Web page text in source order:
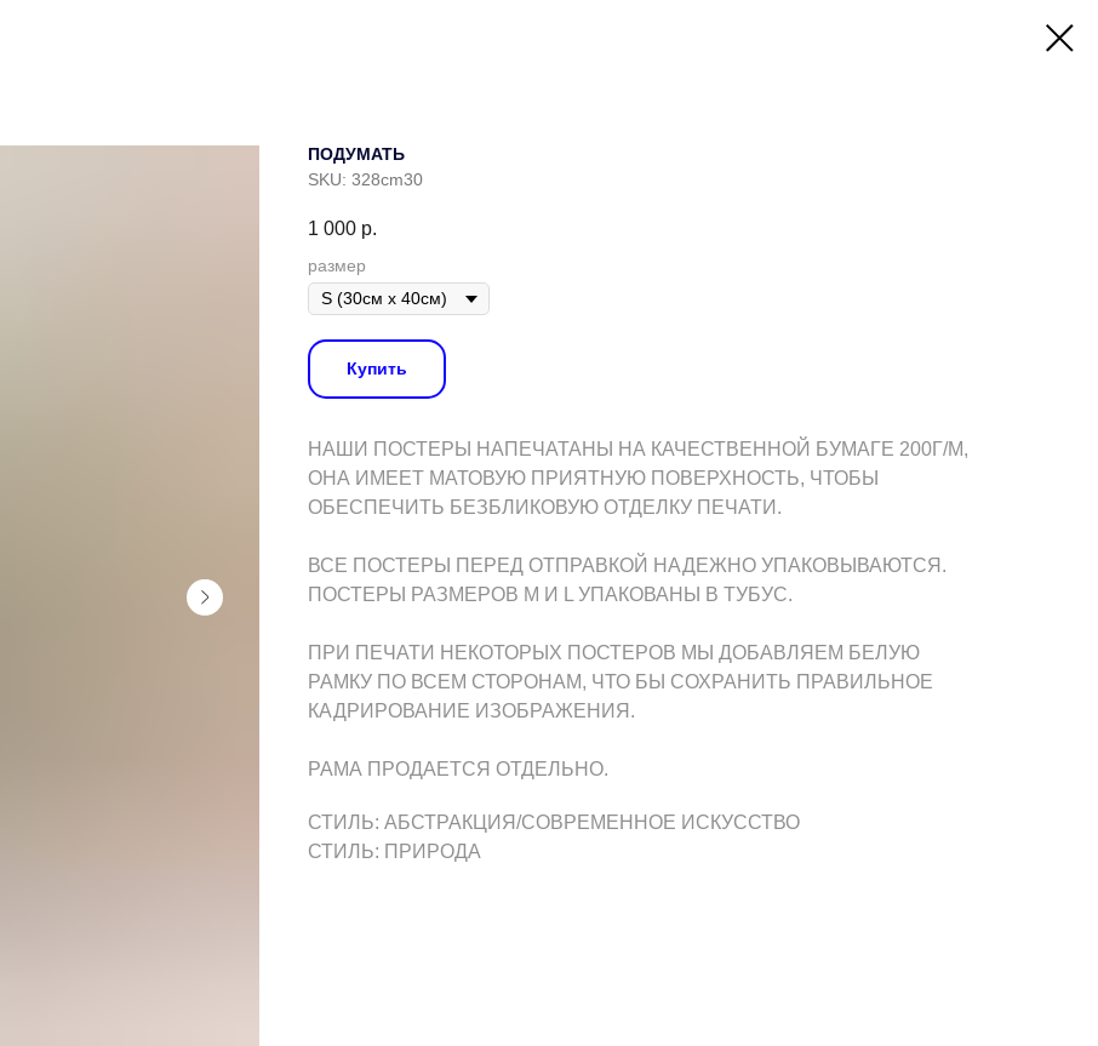
ПОДУМАТЬ
SKU: 328cm30
1 000 р.
размер
Купить
НАШИ ПОСТЕРЫ НАПЕЧАТАНЫ НА КАЧЕСТВЕННОЙ БУМАГЕ 200Г/М,
ОНА ИМЕЕТ МАТОВУЮ ПРИЯТНУЮ ПОВЕРХНОСТЬ, ЧТОБЫ
ОБЕСПЕЧИТЬ БЕЗБЛИКОВУЮ ОТДЕЛКУ ПЕЧАТИ.
ВСЕ ПОСТЕРЫ ПЕРЕД ОТПРАВКОЙ НАДЕЖНО УПАКОВЫВАЮТСЯ.
ПОСТЕРЫ РАЗМЕРОВ M И L УПАКОВАНЫ В ТУБУС.
ПРИ ПЕЧАТИ НЕКОТОРЫХ ПОСТЕРОВ МЫ ДОБАВЛЯЕМ БЕЛУЮ
РАМКУ ПО ВСЕМ СТОРОНАМ, ЧТО БЫ СОХРАНИТЬ ПРАВИЛЬНОЕ
КАДРИРОВАНИЕ ИЗОБРАЖЕНИЯ.
РАМА ПРОДАЕТСЯ ОТДЕЛЬНО.
СТИЛЬ: АБСТРАКЦИЯ/СОВРЕМЕННОЕ ИСКУССТВО
СТИЛЬ: ПРИРОДА